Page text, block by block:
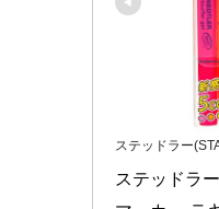
ステッドラー
ステッドラ